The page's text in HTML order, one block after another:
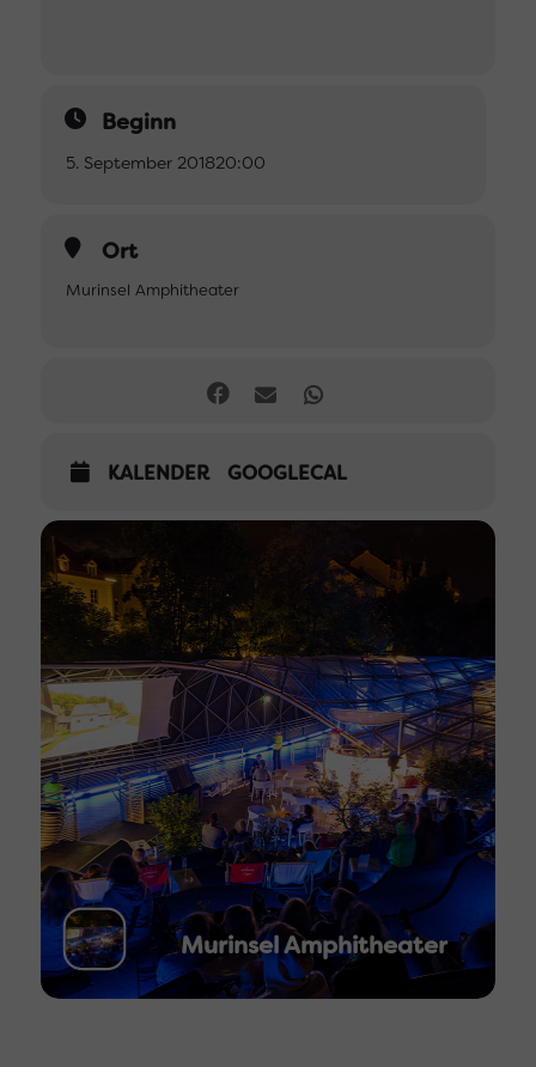
Beginn
5. September 201820:00
Ort
Murinsel Amphitheater
KALENDER GOOGLECAL
Murinsel Amphitheater